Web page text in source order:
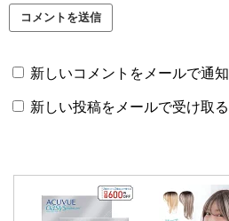
新しいコメントをメールで通知
新しい投稿をメールで受け取る